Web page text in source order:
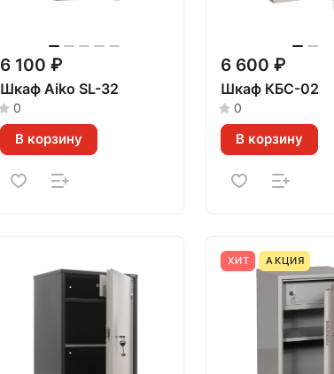
6 100 ₽
Шкаф Aiko SL-32
0
В корзину
6 600 ₽
Шкаф КБС-02
0
В корзину
ХИТ АКЦИЯ